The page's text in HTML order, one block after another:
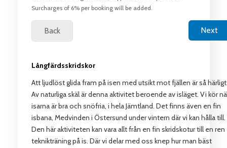
Långfärdsskridskor
Att ljudlöst glida fram på isen med utsikt mot fjällen är så
Av naturliga skäl är denna aktivitet beroende av isläget. Vi kör
isarna är bra och snöfria, i hela Jämtland. Det finns även en fin
isbana, Medvinden i Östersund under vintern där vi kan hålla till.
Den här aktiviteten kan vara allt från en fin skridskotur till en ren
teknikträning på is. Där vi delar med oss knep hur man bäst
Surcharges of 6% per booking will be added.